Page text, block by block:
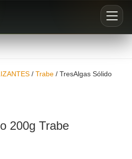
/ Trabe / TresAlgas Sólido
200g Trabe